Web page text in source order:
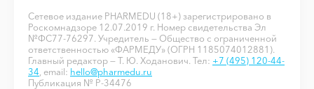
Сетевое издание PHARMEDU (18+) зарегистрировано в
Роскомнадзоре 12.07.2019 г. Номер свидетельства Эл
№ФС77-76297. Учредитель — Общество с ограниченной
ответственностью «ФАРМЕДУ» (ОГРН 1185074012881).
Главный редактор — Т. Ю. Ходанович. Тел: +7 (495) 120-44-
34 , email: hello@pharmedu.ru
Публикация № P-34476